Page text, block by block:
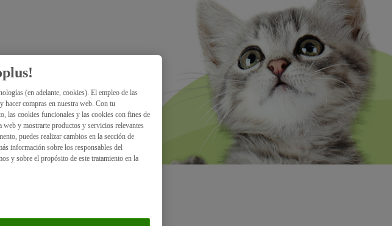
del gatito
(en adelante, cookies). El empleo de las
hacer compras en nuestra web. Con tu
las cookies funcionales y las cookies con fines de
web y mostrarte productos y servicios relevantes
puedes realizar cambios en la sección de
información sobre los responsables del
y sobre el propósito de este tratamiento en la